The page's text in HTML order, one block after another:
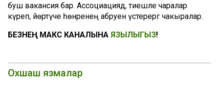
буш вакансия бар. Ассоциациядә, тиешле чаралар
күреп, йөртүче һөнәренең абруен үстерергә чакыралар.
БЕЗНЕҢ МАКС КАНАЛЫНА ЯЗЫЛЫГЫЗ!
Охшаш язмалар